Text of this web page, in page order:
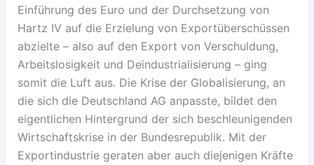
Einführung des Euro und der Durchsetzung von
Hartz IV auf die Erzielung von Exportüberschüssen
abzielte – also auf den Export von Verschuldung,
Arbeitslosigkeit und Deindustrialisierung – ging
somit die Luft aus. Die Krise der Globalisierung, an
die sich die Deutschland AG anpasste, bildet den
eigentlichen Hintergrund der sich beschleunigenden
Wirtschaftskrise in der Bundesrepublik. Mit der
Exportindustrie geraten aber auch diejenigen Kräfte